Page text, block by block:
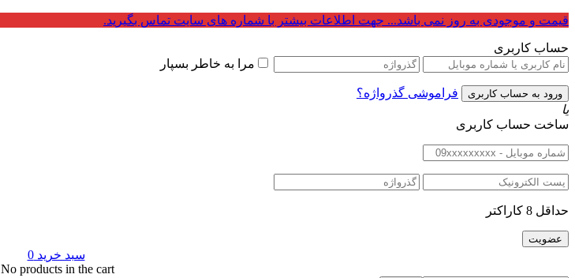
قیمت و موجودی به روز نمی باشد... جهت اطلاعات بیشتر با شماره های سایت تماس بگیرید.
حساب کاربری
مرا به خاطر بسپار
فراموشی گذرواژه؟
یا
ساخت حساب کاربری
حداقل 8 کاراکتر
سبد خرید0
No products in the cart.